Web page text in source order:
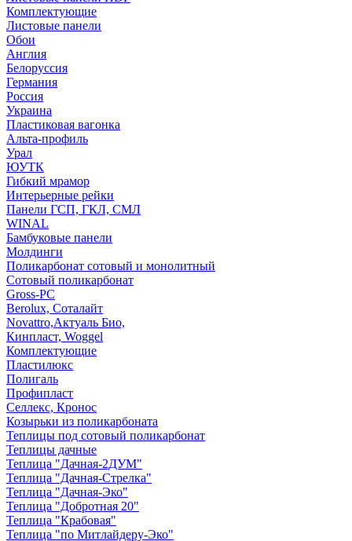
Комплектующие
Листовые панели
Обои
Англия
Белоруссия
Германия
Россия
Украина
Пластиковая вагонка
Альта-профиль
Урал
ЮУТК
Гибкий мрамор
Интерьерные рейки
Панели ГСП, ГКЛ, СМЛ
WINAL
Бамбуковые панели
Молдинги
Поликарбонат сотовый и монолитный
Сотовый поликарбонат
Gross-PC
Berolux, Соталайт
Novattro,Актуаль Био,
Кинпласт, Woggel
Комплектующие
Пластилюкс
Полигаль
Профипласт
Селлекс, Кронос
Козырьки из поликарбоната
Теплицы под сотовый поликарбонат
Теплицы дачные
Теплица "Дачная-2ДУМ"
Теплица "Дачная-Стрелка"
Теплица "Дачная-Эко"
Теплица "Добротная 20"
Теплица "Крабовая"
Теплица "по Митлайдеру-Эко"